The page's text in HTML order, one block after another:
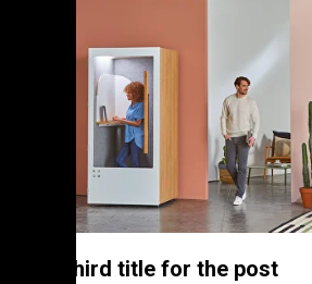
The third title for the post